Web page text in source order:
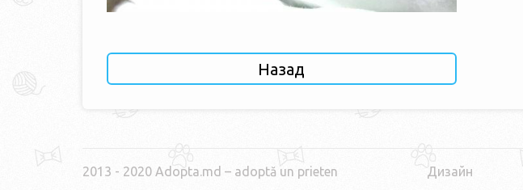
Назад
2013 - 2020 Adopta.md – adoptă un prieten Дизайн